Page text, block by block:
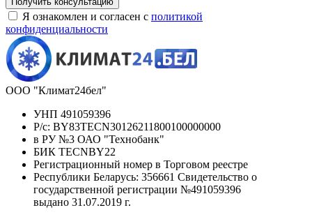
Я ознакомлен и согласен с политикой
конфиденциальности
ООО "Климат24бел"
УНП 491059396
Р/с: BY83TECN30126211800100000000
в РУ №3 ОАО "Технобанк"
БИК TECNBY22
Регистрационный номер в Торговом реестре
Республики Беларусь: 356661 Свидетельство о
государственной регистрации №491059396
выдано 31.07.2019 г.